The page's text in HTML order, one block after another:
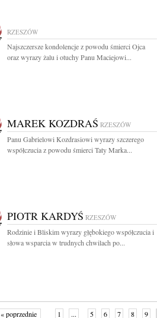
RZESZÓW
Najszczersze kondolencje z powodu śmierci Ojca
oraz wyrazy żalu i otuchy Panu Maciejowi...
MAREK KOZDRAŚ RZESZÓW
Panu Gabrielowi Kozdrasiowi wyrazy szczerego
współczucia z powodu śmierci Taty Marka...
PIOTR KARDYŚ RZESZÓW
Rodzinie i Bliskim wyrazy głębokiego współczucia i
słowa wsparcia w trudnych chwilach po...
« poprzednie 1 ... 5 6 7 8 9